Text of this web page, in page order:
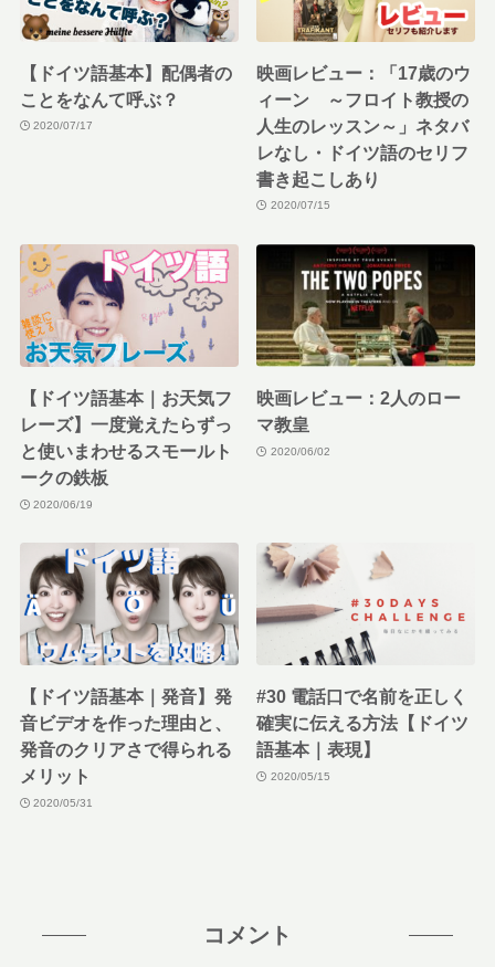
【ドイツ語基本】配偶者の
ことをなんて呼ぶ？
2020/07/17
映画レビュー：「17歳のウ
ィーン ～フロイト教授の
人生のレッスン～」ネタバ
レなし・ドイツ語のセリフ
書き起こしあり
2020/07/15
【ドイツ語基本｜お天気フ
レーズ】一度覚えたらずっ
と使いまわせるスモールト
ークの鉄板
2020/06/19
映画レビュー：2人のロー
マ教皇
2020/06/02
【ドイツ語基本｜発音】発
音ビデオを作った理由と、
発音のクリアさで得られる
メリット
2020/05/31
#30 電話口で名前を正しく
確実に伝える方法【ドイツ
語基本｜表現】
2020/05/15
コメント